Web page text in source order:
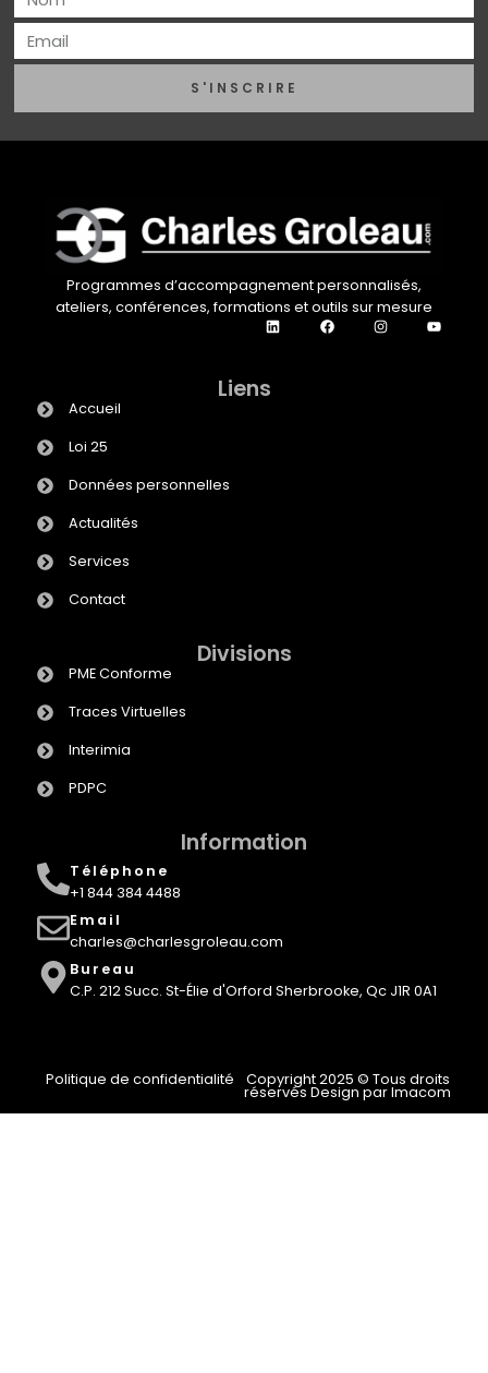
S'INSCRIRE
Programmes d’accompagnement personnalisés,
ateliers, conférences, formations et outils sur mesure
Liens
Accueil
Loi 25
Données personnelles
Actualités
Services
Contact
Divisions
PME Conforme
Traces Virtuelles
Interimia
PDPC
Information
Téléphone
+1 844 384 4488
Email
charles@charlesgroleau.com
Bureau
C.P. 212 Succ. St-Élie d'Orford Sherbrooke, Qc J1R 0A1
Politique de confidentialité Copyright 2025 © Tous droits
réservés Design par Imacom